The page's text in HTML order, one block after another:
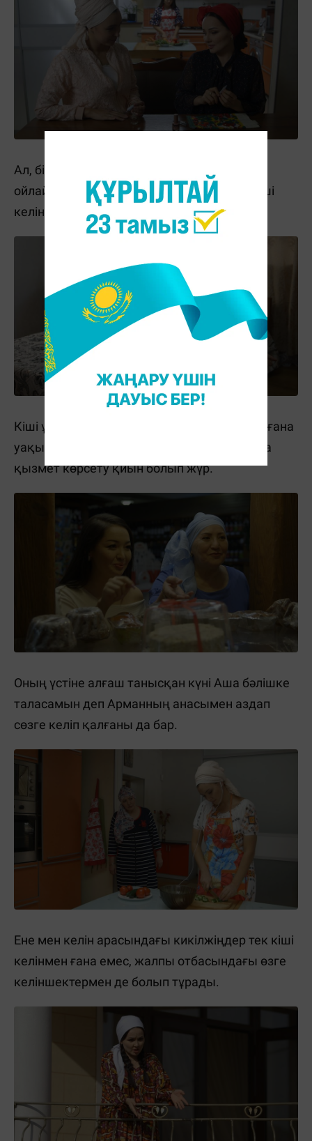
Ал, бір үйде тұру үш келінге қалай деп
ойлайсыз? Екі келіннің тыныштығын үшінші
келін бұзады.
Кіші ұлдың жары келін болып түскеніне аз ғана
уақыт болған. Мінезі де тік, үлкен отбасыға
қызмет көрсету қиын болып жүр.
Оның үстіне алғаш танысқан күні Аша бәлішке
таласамын деп Арманның анасымен аздап
сөзге келіп қалғаны да бар.
Ене мен келін арасындағы кикілжіңдер тек кіші
келінмен ғана емес, жалпы отбасындағы өзге
келіншектермен де болып тұрады.